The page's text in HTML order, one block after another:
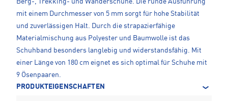
Berg-, Trekking- und Wanderschuhe. Die runde Ausführung
mit einem Durchmesser von 5 mm sorgt für hohe Stabilität
und zuverlässigen Halt. Durch die strapazierfähige
Materialmischung aus Polyester und Baumwolle ist das
Schuhband besonders langlebig und widerstandsfähig. Mit
einer Länge von 180 cm eignet es sich optimal für Schuhe mit
9 Ösenpaaren.
PRODUKTEIGENSCHAFTEN